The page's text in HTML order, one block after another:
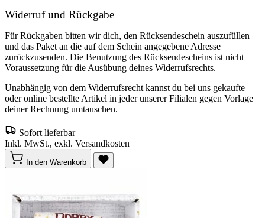
Widerruf und Rückgabe
Für Rückgaben bitten wir dich, den Rücksendeschein auszufüllen
und das Paket an die auf dem Schein angegebene Adresse
zurückzusenden. Die Benutzung des Rücksendescheins ist nicht
Voraussetzung für die Ausübung deines Widerrufsrechts.
Unabhängig von dem Widerrufsrecht kannst du bei uns gekaufte
oder online bestellte Artikel in jeder unserer Filialen gegen Vorlage
deiner Rechnung umtauschen.
Sofort lieferbar
Inkl. MwSt., exkl. Versandkosten
In den Warenkorb